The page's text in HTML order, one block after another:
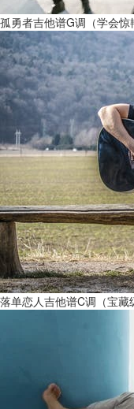
孤勇者吉他谱G调（学会
落单恋人吉他谱C调（宝